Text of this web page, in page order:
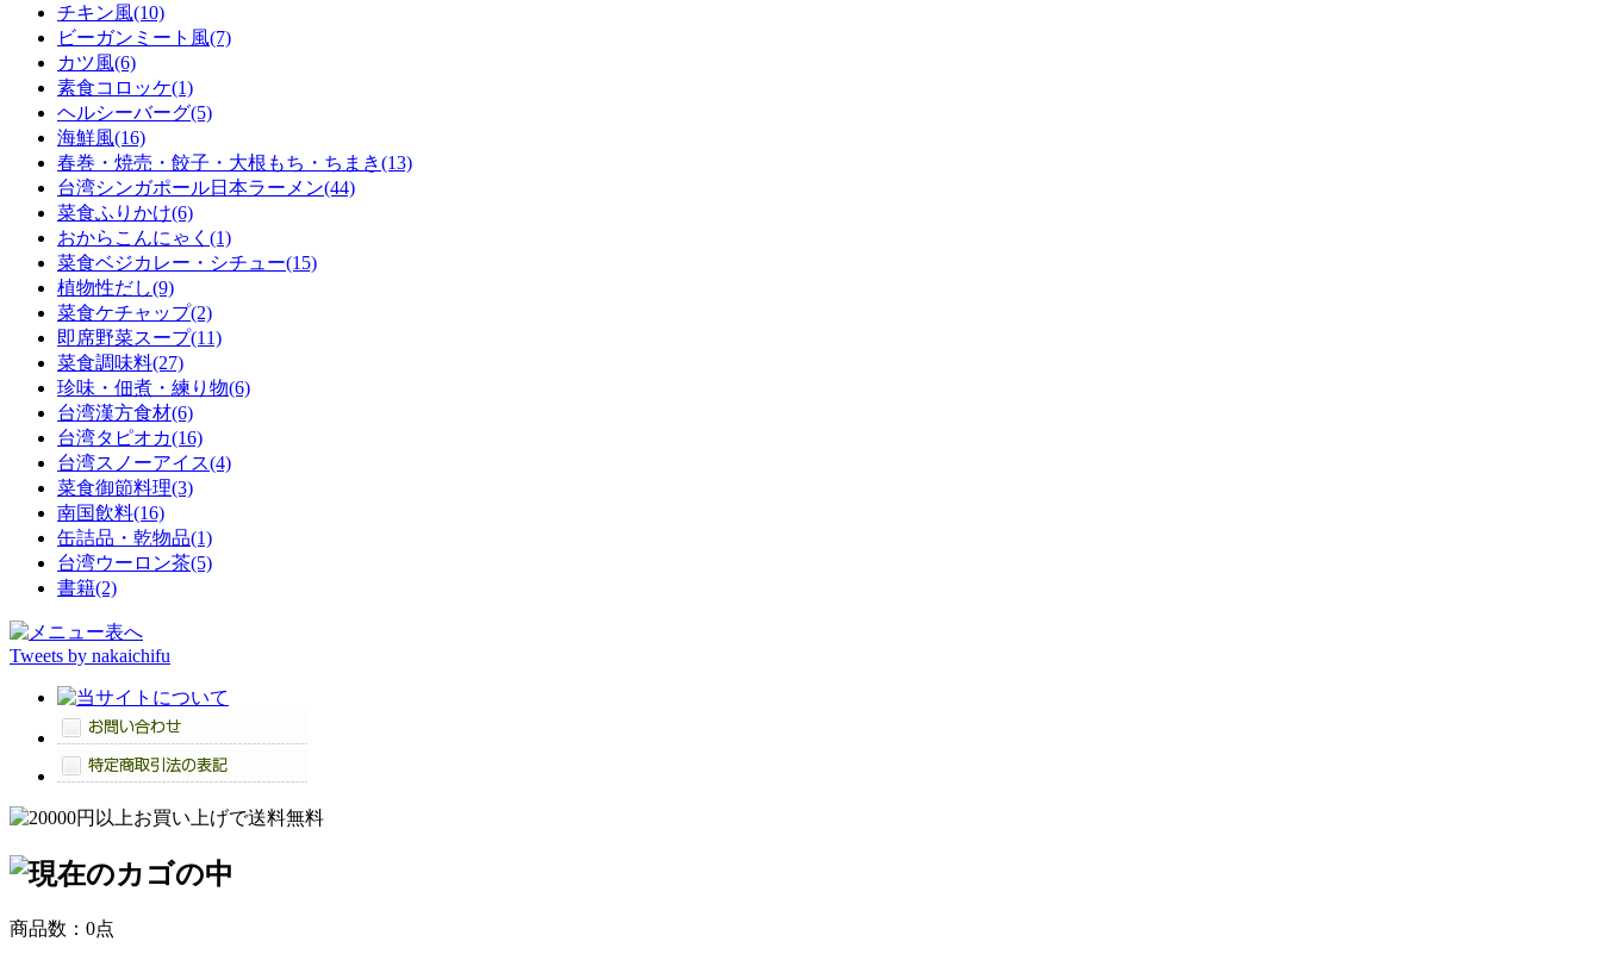
チキン風(10)
ビーガンミート風(7)
カツ風(6)
素食コロッケ(1)
ヘルシーバーグ(5)
海鮮風(16)
春巻・焼売・餃子・大根もち・ちまき(13)
台湾シンガポール日本ラーメン(44)
菜食ふりかけ(6)
おからこんにゃく(1)
菜食ベジカレー・シチュー(15)
植物性だし(9)
菜食ケチャップ(2)
即席野菜スープ(11)
菜食調味料(27)
珍味・佃煮・練り物(6)
台湾漢方食材(6)
台湾タピオカ(16)
台湾スノーアイス(4)
菜食御節料理(3)
南国飲料(16)
缶詰品・乾物品(1)
台湾ウーロン茶(5)
書籍(2)
Tweets by nakaichifu
商品数：0点